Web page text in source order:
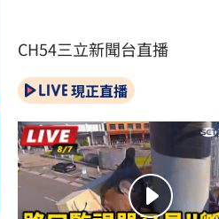
CH54三立新聞台直播
現正直播